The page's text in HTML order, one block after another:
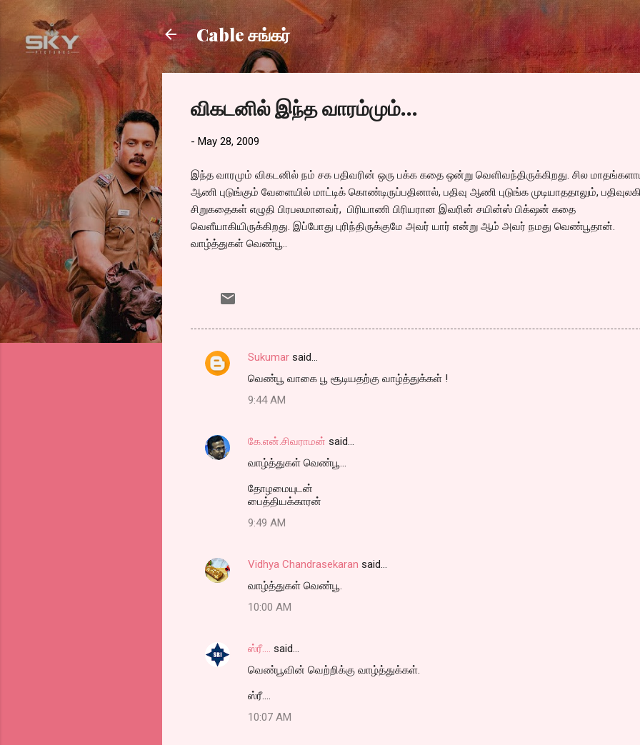
Skip to main content
Cable சங்கர்
விகடனில் இந்த வாரம்மும்…
- May 28, 2009
இந்த வாரமும் விகடனில் நம் சக பதிவரின் ஒரு பக்க கதை ஒன்று வெளிவந்திருக்கிறது. சில
ஆணி புடுங்கும் வேளையில் மாட்டிக் கொண்டிருப்பதினால், பதிவு ஆணி புடுங்க முடியாததாலும்,
சிறுகதைகள் எழுதி பிரபலமானவர், பிரியாணி பிரியரான இவரின் சயின்ஸ் பிக்‌ஷன் கதை
வெளீயாகியிருக்கிறது. இப்போது புரிந்திருக்குமே அவர் யார் என்று ஆம் அவர் நமது வெண்பூதான்.
வாழ்த்துகள் வெண்பூ..
C
e
Sukumar said…
வெண்பூ வாகை பூ சூடியதற்கு வாழ்த்துக்கள் !
9:44 AM
கே.என்.சிவராமன் said…
வாழ்த்துகள் வெண்பூ...
தோழமையுடன்
பைத்தியக்காரன்
9:49 AM
Vidhya Chandrasekaran said…
வாழ்த்துகள் வெண்பூ.
10:00 AM
ஸ்ரீ.... said…
வெண்பூவின் வெற்றிக்கு வாழ்த்துக்கள்.
ஸ்ரீ....
10:07 AM